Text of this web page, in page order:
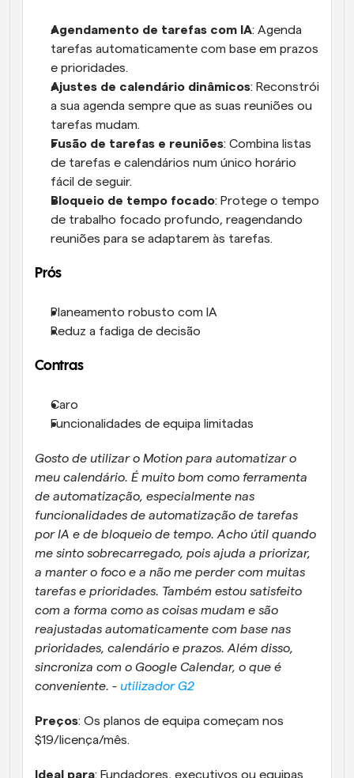
Agendamento de tarefas com IA: Agenda
tarefas automaticamente com base em prazos
e prioridades.
Ajustes de calendário dinâmicos: Reconstrói
a sua agenda sempre que as suas reuniões ou
tarefas mudam.
Fusão de tarefas e reuniões: Combina listas
de tarefas e calendários num único horário
fácil de seguir.
Bloqueio de tempo focado: Protege o tempo
de trabalho focado profundo, reagendando
reuniões para se adaptarem às tarefas.
Prós
Planeamento robusto com IA
Reduz a fadiga de decisão
Contras
Caro
Funcionalidades de equipa limitadas
Gosto de utilizar o Motion para automatizar o
meu calendário. É muito bom como ferramenta
de automatização, especialmente nas
funcionalidades de automatização de tarefas
por IA e de bloqueio de tempo. Acho útil quando
me sinto sobrecarregado, pois ajuda a priorizar,
a manter o foco e a não me perder com muitas
tarefas e prioridades. Também estou satisfeito
com a forma como as coisas mudam e são
reajustadas automaticamente com base nas
prioridades, calendário e prazos. Além disso,
sincroniza com o Google Calendar, o que é
conveniente. - utilizador G2
Preços: Os planos de equipa começam nos
$19/licença/mês.
Ideal para: Fundadores, executivos ou equipas